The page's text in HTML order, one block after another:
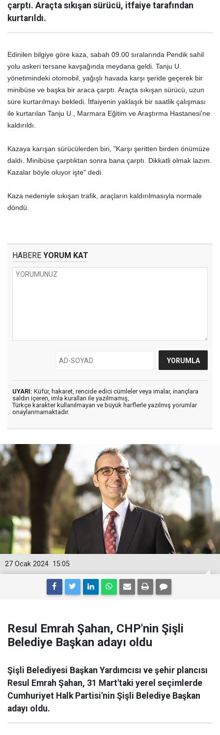
çarptı. Araçta sıkışan sürücü, itfaiye tarafından
kurtarıldı.
Edinilen bilgiye göre kaza, sabah 09.00 sıralarında Pendik sahil
yolu askeri tersane kavşağında meydana geldi. Tanju U.
yönetimindeki otomobil, yağışlı havada karşı şeride geçerek bir
minibüse ve başka bir araca çarptı. Araçta sıkışan sürücü, uzun
süre kurtarılmayı bekledi. İtfaiyenin yaklaşık bir saatlik çalışması
ile kurtarılan Tanju U., Marmara Eğitim ve Araştırma Hastanesi'ne
kaldırıldı.
Kazaya karışan sürücülerden biri, "Karşı şeritten birden önümüze
daldı. Minibüse çarptıktan sonra bana çarptı. Dikkatli olmak lazım.
Kazalar böyle oluyor işte" dedi.
Kaza nedeniyle sıkışan trafik, araçların kaldırılmasıyla normale
döndü.
HABERE YORUM KAT
UYARI: Küfür, hakaret, rencide edici cümleler veya imalar, inançlara
saldırı içeren, imla kuralları ile yazılmamış,
Türkçe karakter kullanılmayan ve büyük harflerle yazılmış yorumlar
onaylanmamaktadır.
15:05
27 Ocak 2024
Resul Emrah Şahan, CHP'nin Şişli
Belediye Başkan adayı oldu
Şişli Belediyesi Başkan Yardımcısı ve şehir plancısı
Resul Emrah Şahan, 31 Mart'taki yerel seçimlerde
Cumhuriyet Halk Partisi'nin Şişli Belediye Başkan
adayı oldu.